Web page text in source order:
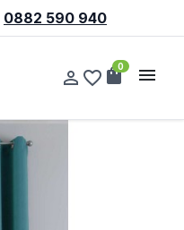
0882 590 940
person_outline favorite_border shopping_bag
0 menu